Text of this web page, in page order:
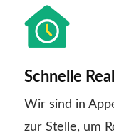
Schnelle
Wir sind in
zur Stelle, um